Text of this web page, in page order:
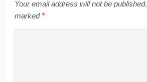
Your email address will not be published.
marked *